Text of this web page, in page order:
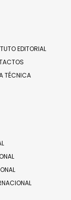
EDITORIAL
TÉCNICA